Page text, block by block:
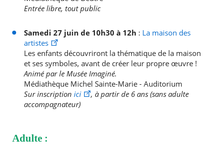
Entrée libre, tout public
Samedi 27 juin de 10h30 à 12h : La maison des
artistes
Les enfants découvriront la thématique de la maison
et ses symboles, avant de créer leur propre œuvre !
Animé par le Musée Imaginé.
Médiathèque Michel Sainte-Marie - Auditorium
Sur inscription ici
, à partir de 6 ans (sans adulte
accompagnateur)
Adulte :